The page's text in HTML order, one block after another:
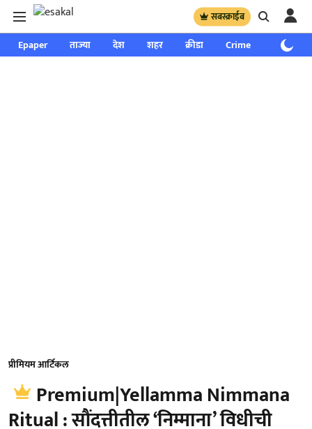
सबस्क्राईब
Epaper ताज्या देश शहर क्रीडा Crime साप्ताहिक
प्रीमियम आर्टिकल
Premium|Yellamma Nimmana
Ritual : सौंदत्तीतील ‘निम्माना’ विधीची